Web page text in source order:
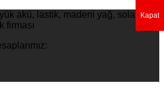
akü, lastik, madeni yağ, solar
firması
Kapat